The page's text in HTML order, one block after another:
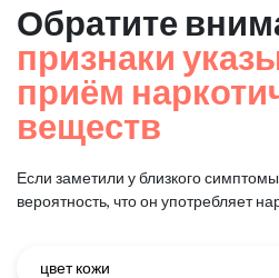
Обратите
признаки
приём
веществ
Если заметили у близкого
вероятность, что он употребляет
цвет кожи